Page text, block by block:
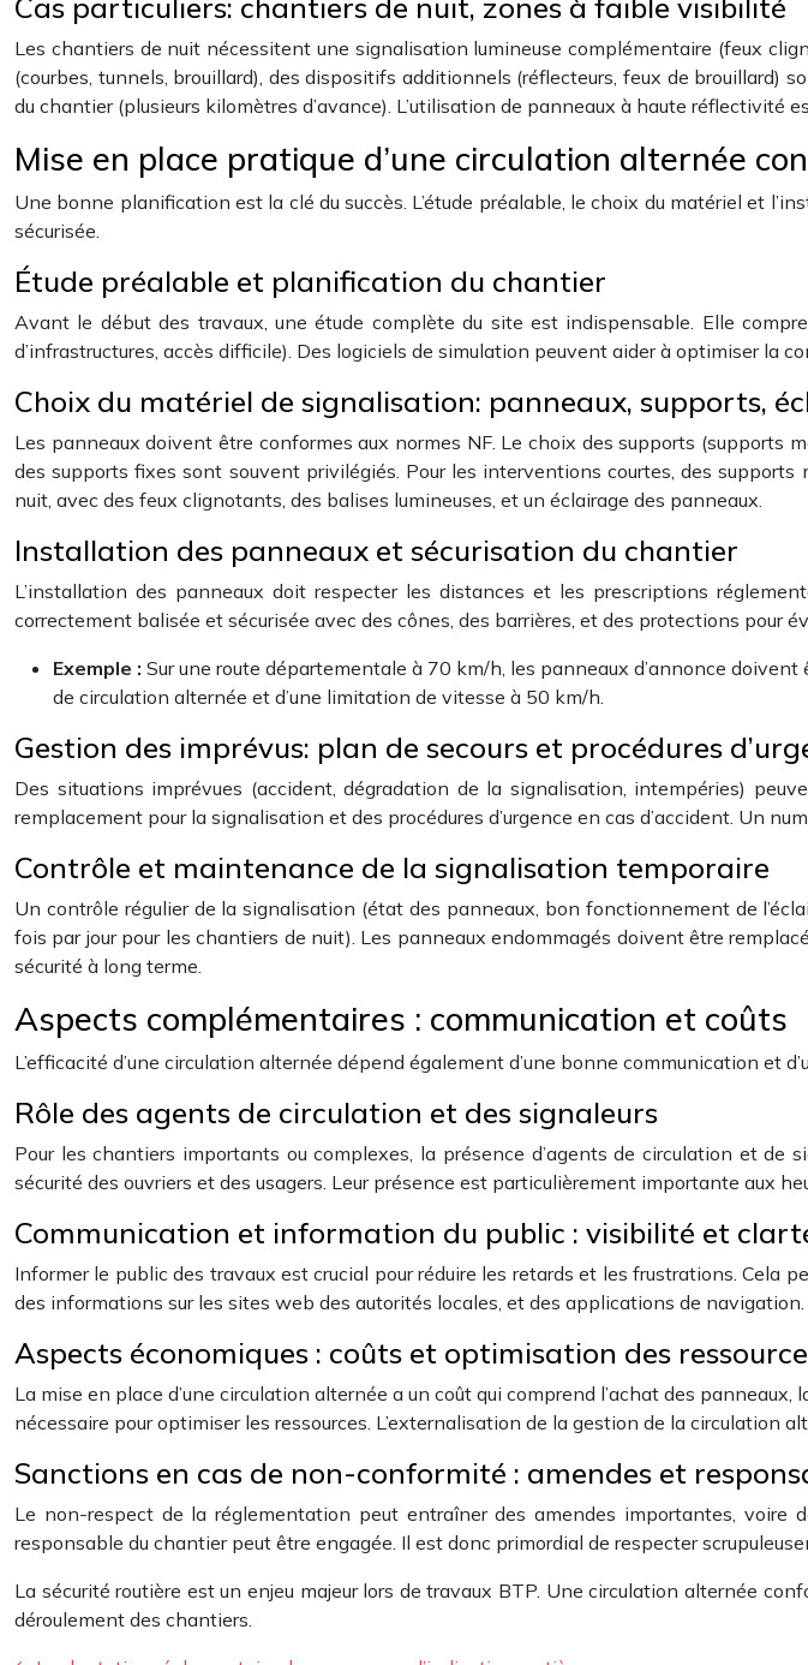
Cas particuliers: chantiers de nuit, zones à faible visibilité
Les chantiers de nuit nécessitent une signalisation lumineuse complémentaire (feux
(courbes, tunnels, brouillard), des dispositifs additionnels (réflecteurs, feux de
du chantier (plusieurs kilomètres d’avance). L’utilisation de panneaux à haute réflectivité
Mise en place pratique d’une circulation alternée
Une bonne planification est la clé du succès. L’étude préalable, le choix du matériel et
sécurisée.
Étude préalable et planification du chantier
Avant le début des travaux, une étude complète du site est indispensable. Elle
d’infrastructures, accès difficile). Des logiciels de simulation peuvent aider à optimiser la
Choix du matériel de signalisation: panneaux, supports,
Les panneaux doivent être conformes aux normes NF. Le choix des supports (supports
des supports fixes sont souvent privilégiés. Pour les interventions courtes, des
nuit, avec des feux clignotants, des balises lumineuses, et un éclairage des panneaux.
Installation des panneaux et sécurisation du chantier
L’installation des panneaux doit respecter les distances et les prescriptions
correctement balisée et sécurisée avec des cônes, des barrières, et des protections
Exemple : Sur une route départementale à 70 km/h, les panneaux d’annonce
de circulation alternée et d’une limitation de vitesse à 50 km/h.
Gestion des imprévus: plan de secours et procédures
Des situations imprévues (accident, dégradation de la signalisation, intempéries)
remplacement pour la signalisation et des procédures d’urgence en cas d’accident. Un
Contrôle et maintenance de la signalisation temporaire
Un contrôle régulier de la signalisation (état des panneaux, bon fonctionnement de
fois par jour pour les chantiers de nuit). Les panneaux endommagés doivent être
sécurité à long terme.
Aspects complémentaires : communication et coûts
L’efficacité d’une circulation alternée dépend également d’une bonne communication et
Rôle des agents de circulation et des signaleurs
Pour les chantiers importants ou complexes, la présence d’agents de circulation et
sécurité des ouvriers et des usagers. Leur présence est particulièrement importante aux
Communication et information du public : visibilité et
Informer le public des travaux est crucial pour réduire les retards et les frustrations. Cela
des informations sur les sites web des autorités locales, et des applications de
Aspects économiques : coûts et optimisation des
La mise en place d’une circulation alternée a un coût qui comprend l’achat des
nécessaire pour optimiser les ressources. L’externalisation de la gestion de la
Sanctions en cas de non-conformité : amendes et
Le non-respect de la réglementation peut entraîner des amendes importantes, voire
responsable du chantier peut être engagée. Il est donc primordial de respecter
La sécurité routière est un enjeu majeur lors de travaux BTP. Une circulation alternée
déroulement des chantiers.